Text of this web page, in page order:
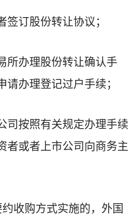
签订股份转让协议；
所办理股份转让确认手
办理登记过户手续；
司按照有关规定办理手续
者或者上市公司向商务主
收购方式实施的，外国